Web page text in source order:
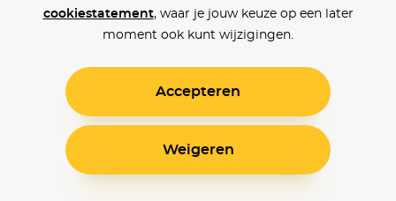
cookiestatement, waar je jouw keuze op een later
moment ook kunt wijzigingen.
Accepteren
Weigeren